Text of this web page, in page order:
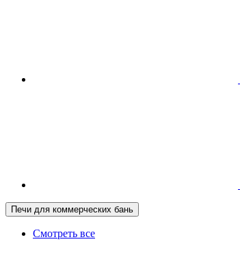
Печи для коммерческих бань
Смотреть все